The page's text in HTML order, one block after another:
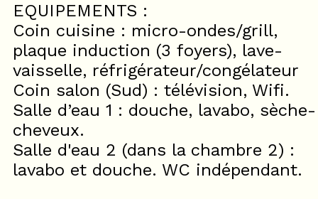
EQUIPEMENTS :
Coin cuisine : micro-ondes/grill,
plaque induction (3 foyers), lave-
vaisselle, réfrigérateur/congélateur
Coin salon (Sud) : télévision, Wifi.
Salle d’eau 1 : douche, lavabo, sèche-
cheveux.
Salle d'eau 2 (dans la chambre 2) :
lavabo et douche. WC indépendant.